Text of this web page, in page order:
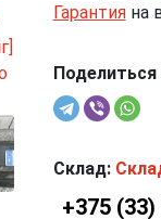
Гарантияна
Склад:
+375